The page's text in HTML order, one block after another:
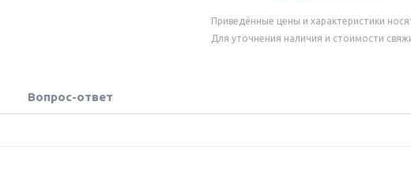
Приведённые цены и характеристики
Для уточнения наличия и стоимости
Вопрос-ответ